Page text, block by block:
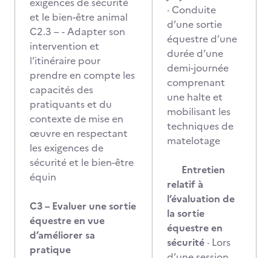
et le bien-être animal
C2.3 – - Adapter son
intervention et
l’itinéraire pour
prendre en compte les
capacités des
pratiquants et du
contexte de mise en
œuvre en respectant
les exigences de
sécurité et le bien-être
équin
C3 – Evaluer une sortie
équestre en vue
d’améliorer sa
pratique
· Conduite
d’une sortie
équestre d’une
durée d’une
demi-journée
comprenant
une halte et
mobilisant les
techniques de
matelotage
Entretien
relatif à
l’évaluation de
la sortie
équestre en
sécurité · Lors